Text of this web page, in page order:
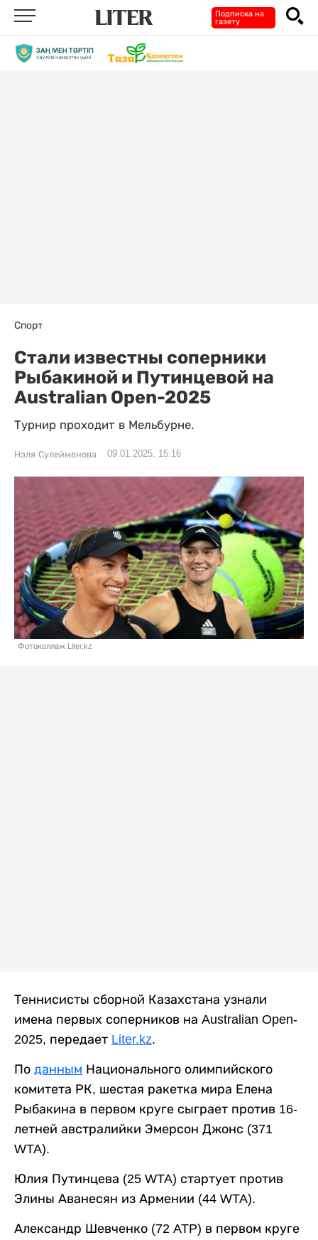
Подписка на
газету
Спорт
Стали известны соперники
Рыбакиной и Путинцевой на
Australian Open-2025
Турнир проходит в Мельбурне.
Нэля Сулейменова 09.01.2025, 15:16
Фотоколлаж Liter.kz
Теннисисты сборной Казахстана узнали
имена первых соперников на Australian Open-
2025, передает Liter.kz.
По данным Национального олимпийского
комитета РК, шестая ракетка мира Елена
Рыбакина в первом круге сыграет против 16-
летней австралийки Эмерсон Джонс (371
WTA).
Юлия Путинцева (25 WTA) стартует против
Элины Аванесян из Армении (44 WTA).
Александр Шевченко (72 ATP) в первом круге